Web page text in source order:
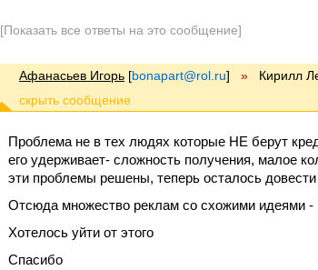
[Показать все ответы на это сообщение]
Афанасьев Игорь [bonapart@rol.ru] » Кирилл
Проблема не в тех людях которые НЕ берут
его удерживает- сложность получения, малое
эти проблемы решены, теперь осталось
Отсюда множество реклам со схожими
Хотелось уйти от этого
Спасибо